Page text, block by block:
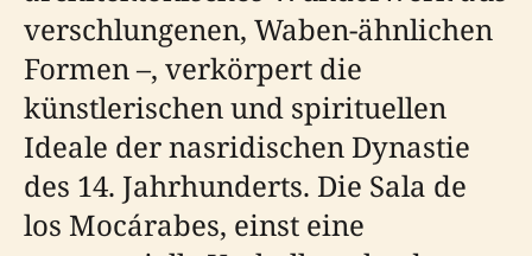
verschlungenen, Waben-ähnlichen
Formen –, verkörpert die
künstlerischen und spirituellen
Ideale der nasridischen Dynastie
des 14. Jahrhunderts. Die Sala de
los Mocárabes, einst eine